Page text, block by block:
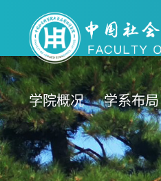
学院概况 学系布局